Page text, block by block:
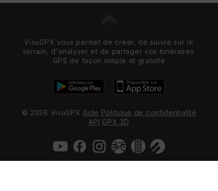
VisuGPX vous permet de créer, de suivre sur le
terrain, d'analyser et de partager vos itinéraires
GPS de façon simple et gratuite
© 2026 VisuGPX Aide Politique de confidentialité
API GPX 3D